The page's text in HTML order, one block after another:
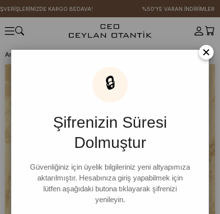
KARGO BEDAVA! %50'YE VARAN İNDİRİMLER
Anasayfa İncir Bahçesi Pareo×
🔒
Şifrenizin Süresi
Dolmuştur
Güvenliğiniz için üyelik bilgileriniz yeni altyapımıza
aktarılmıştır. Hesabınıza giriş yapabilmek için
lütfen aşağıdaki butona tıklayarak şifrenizi
yenileyin.